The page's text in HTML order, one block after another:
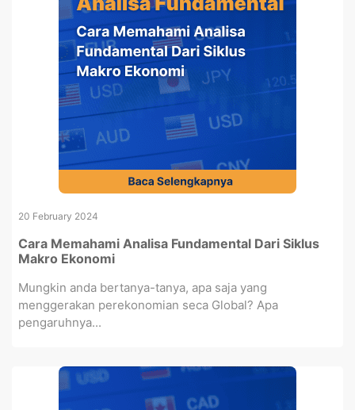
20 February 2024
Cara Memahami Analisa Fundamental Dari Siklus
Makro Ekonomi
Mungkin anda bertanya-tanya, apa saja yang
menggerakan perekonomian seca Global? Apa
pengaruhnya...